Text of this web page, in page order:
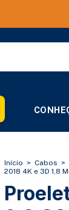
Início > Cabos >
2018 4K e 3D 1,8